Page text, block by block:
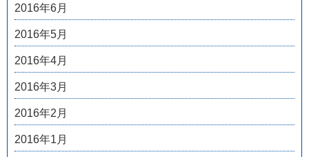
2016年6月
2016年5月
2016年4月
2016年3月
2016年2月
2016年1月